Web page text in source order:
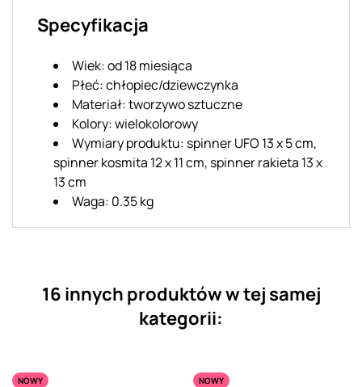
Specyfikacja
Wiek: od 18 miesiąca
Płeć: chłopiec/dziewczynka
Materiał: tworzywo sztuczne
Kolory: wielokolorowy
Wymiary produktu: spinner UFO 13 x 5 cm,
spinner kosmita 12 x 11 cm, spinner rakieta 13 x
13 cm
Waga: 0.35 kg
16 innych produktów w tej samej
kategorii:
NOWY
NOWY